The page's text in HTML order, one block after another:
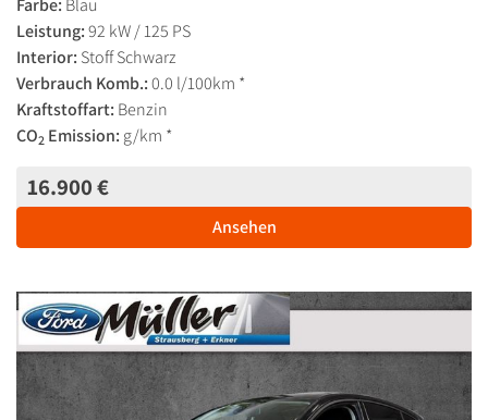
Leistung:92 kW / 125 PS
Interior: Stoff Schwarz
Verbrauch Komb.:0.0 l/100km *
Kraftstoffart: Benzin
CO2 Emission: g/km *
16.900 €
Ansehen